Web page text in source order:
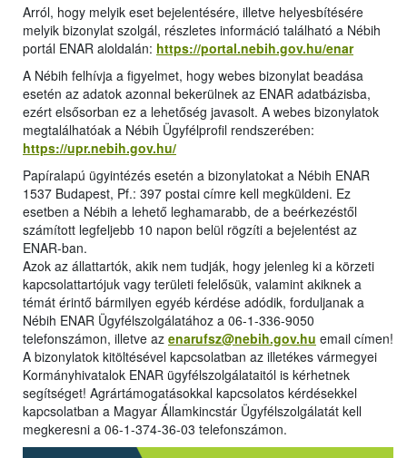
Arról, hogy melyik eset bejelentésére, illetve helyesbítésére
melyik bizonylat szolgál, részletes információ található a Nébih
portál ENAR aloldalán: https://portal.nebih.gov.hu/enar
A Nébih felhívja a figyelmet, hogy webes bizonylat beadása
esetén az adatok azonnal bekerülnek az ENAR adatbázisba,
ezért elsősorban ez a lehetőség javasolt. A webes bizonylatok
megtalálhatóak a Nébih Ügyfélprofil rendszerében:
https://upr.nebih.gov.hu/
Papíralapú ügyintézés esetén a bizonylatokat a Nébih ENAR
1537 Budapest, Pf.: 397 postai címre kell megküldeni. Ez
esetben a Nébih a lehető leghamarabb, de a beérkezéstől
számított legfeljebb 10 napon belül rögzíti a bejelentést az
ENAR-ban.
Azok az állattartók, akik nem tudják, hogy jelenleg ki a körzeti
kapcsolattartójuk vagy területi felelősük, valamint akiknek a
témát érintő bármilyen egyéb kérdése adódik, forduljanak a
Nébih ENAR Ügyfélszolgálatához a 06-1-336-9050
telefonszámon, illetve az enarufsz@nebih.gov.hu email címen!
A bizonylatok kitöltésével kapcsolatban az illetékes vármegyei
Kormányhivatalok ENAR ügyfélszolgálataitól is kérhetnek
segítséget! Agrártámogatásokkal kapcsolatos kérdésekkel
kapcsolatban a Magyar Államkincstár Ügyfélszolgálatát kell
megkeresni a 06-1-374-36-03 telefonszámon.